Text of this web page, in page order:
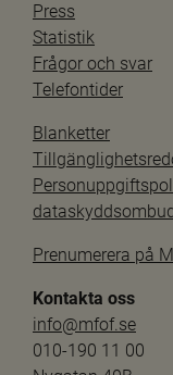
Press
Statistik
Frågor och svar
Telefontider
Blanketter
Prenumerera på
Kontakta oss
info@mfof.se
010-190 11 00